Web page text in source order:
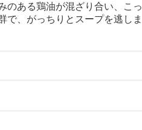
のある鶏油が混ざり合い、こっ
で、がっちりとスープを逃しま